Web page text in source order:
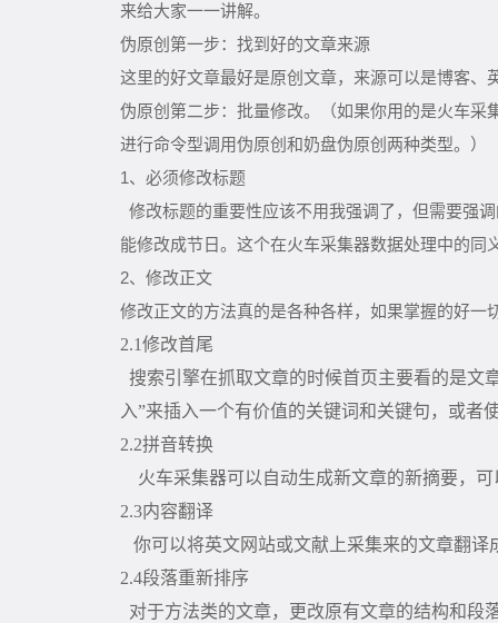
来给大家一一讲解。
伪原创第一步：找到好的文章来源
这里的好文章最好是原创文章，来源可以是博客、
伪原创第二步：批量修改。（如果你用的是火车
进行命令型调用伪原创和奶盘伪原创两种类型。）
1、必须修改标题
修改标题的重要性应该不用我强调了，但需要强
能修改成节日。这个在火车采集器数据处理中的
2、修改正文
修改正文的方法真的是各种各样，如果掌握的好一
2.1修改首尾
搜索引擎在抓取文章的时候首页主要看的是文
入”来插入一个有价值的关键词和关键句，或者
2.2拼音转换
火车采集器可以自动生成新文章的新摘要，
2.3内容翻译
你可以将英文网站或文献上采集来的文章翻
2.4段落重新排序
对于方法类的文章，更改原有文章的结构和段